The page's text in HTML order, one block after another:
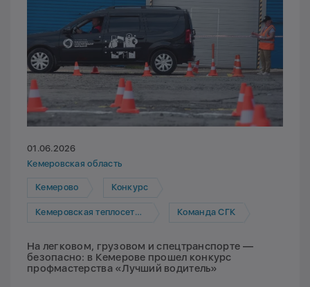
01.06.2026
Кемеровская область
Кемерово Конкурс
Кемеровская теплосетевая компания Команда СГК
На легковом, грузовом и спецтранспорте —
безопасно: в Кемерове прошел конкурс
профмастерства «Лучший водитель»